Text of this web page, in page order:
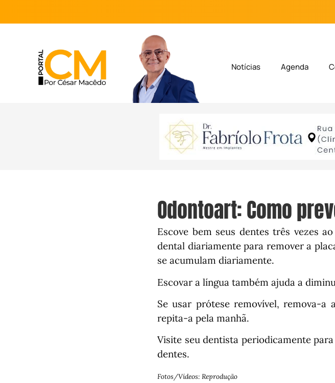
Notícias Agenda
Odontoart: Como
Escove bem seus dentes três vezes
dental diariamente para remover a
se acumulam diariamente.
Escovar a língua também ajuda a
Se usar prótese removível, remova-
repita-a pela manhã.
Visite seu dentista periodicamente
dentes.
Fotos/Vídeos: Reprodução